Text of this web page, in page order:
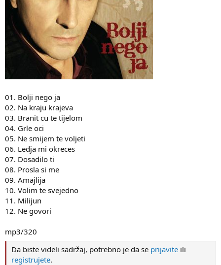
01. Bolji nego ja
02. Na kraju krajeva
03. Branit cu te tijelom
04. Grle oci
05. Ne smijem te voljeti
06. Ledja mi okreces
07. Dosadilo ti
08. Prosla si me
09. Amajlija
10. Volim te svejedno
11. Milijun
12. Ne govori
mp3/320
Da biste videli sadržaj, potrebno je da se prijavite ili
registrujete.